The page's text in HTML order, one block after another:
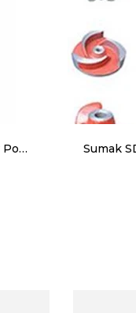
LEO 80KBS44 Kariştırıcılı Çamur Pompası Trifaze (380 V) 5.5 Hp